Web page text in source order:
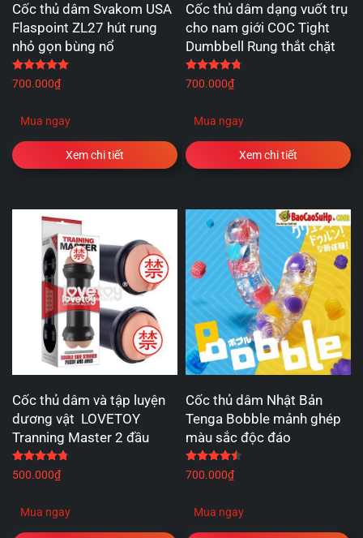
Cốc thủ dâm Svakom USA
Flaspoint ZL27 hút rung
nhỏ gọn bùng nổ
5 sao
700.000₫
Mua ngay
Xem chi tiết
Cốc thủ dâm dạng vuốt trụ
cho nam giới COC Tight
Dumbbell Rung thắt chặt
700.000₫
Mua ngay
Xem chi tiết
Cốc thủ dâm và tập luyện
dương vật LOVETOY
Tranning Master 2 đầu
5 sao
500.000₫
Mua ngay
Cốc thủ dâm Nhật Bản
Tenga Bobble mảnh ghép
màu sắc độc đáo
700.000₫
Mua ngay